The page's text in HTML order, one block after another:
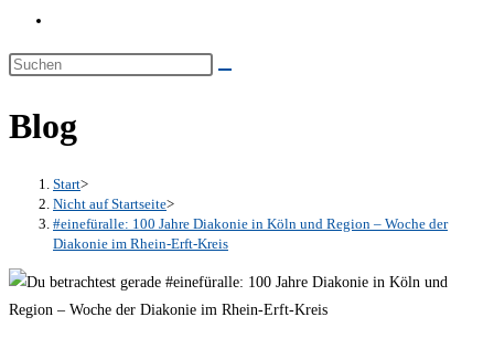
umschalten
Blog
Start>
Nicht auf Startseite>
#einefüralle: 100 Jahre Diakonie in Köln und Region – Woche der
Diakonie im Rhein-Erft-Kreis